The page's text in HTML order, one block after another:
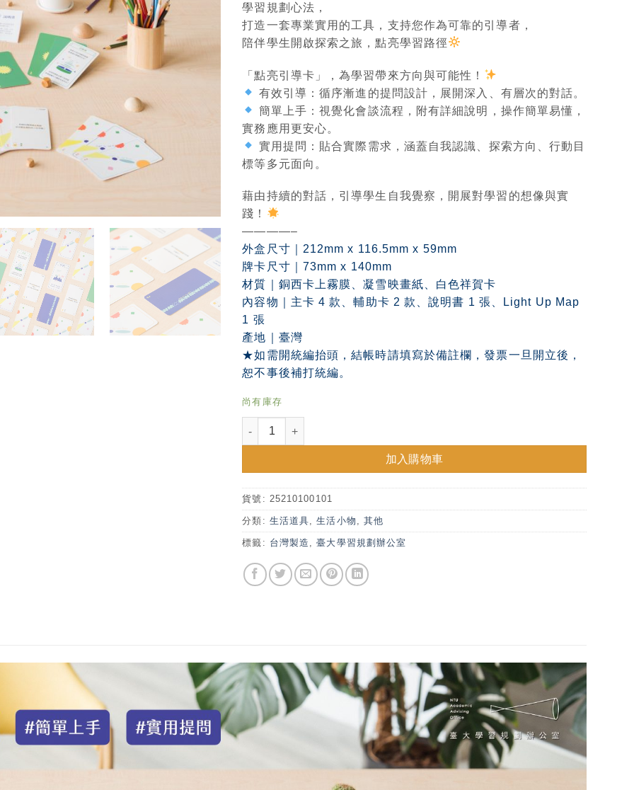
學習規劃心法，
打造一套專業實用的工具，支持您作為可靠的引導者，
陪伴學生開啟探索之旅，點亮學習路徑
「點亮引導卡」，為學習帶來方向與可能性！
有效引導：循序漸進的提問設計，展開深入、有層次的對話。
簡單上手：視覺化會談流程，附有詳細說明，操作簡單易懂，
實務應用更安心。
實用提問：貼合實際需求，涵蓋自我認識、探索方向、行動目
標等多元面向。
藉由持續的對話，引導學生自我覺察，開展對學習的想像與實
踐！
————–
外盒尺寸｜212mm x 116.5mm x 59mm
牌卡尺寸｜73mm x 140mm
材質｜銅西卡上霧膜、凝雪映畫紙、白色祥賀卡
內容物｜主卡 4 款、輔助卡 2 款、說明書 1 張、Light Up Map
1 張
產地｜臺灣
★如需開統編抬頭，結帳時請填寫於備註欄，發票一旦開立後，
恕不事後補打統編。
尚有庫存
臺大學習規劃辦公室《點亮引導卡》 數量
加入購物車
貨號: 25210100101
分類: 生活道具 ,生活小物 其他
標籤: 台灣製造 ,臺大學習規劃辦公室